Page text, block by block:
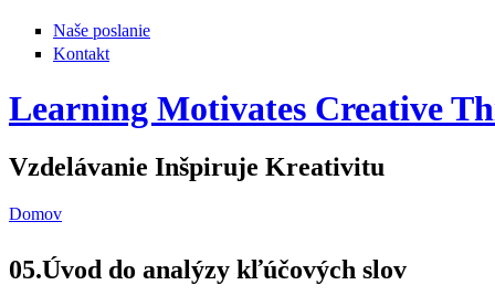
Naše poslanie
Kontakt
Learning Motivates Creative
Vzdelávanie Inšpiruje Kreativitu
Domov
05.Úvod do analýzy kľúčových slov